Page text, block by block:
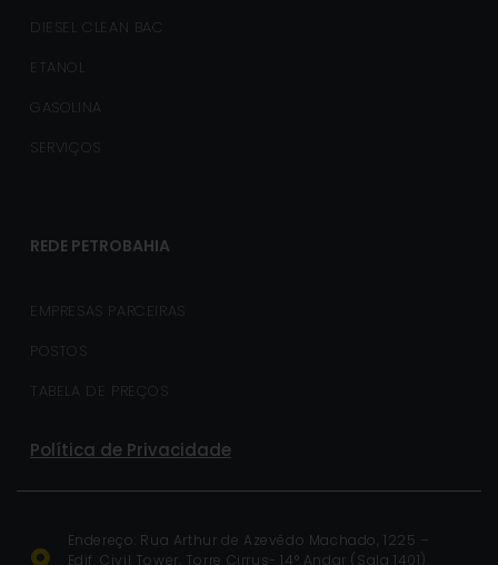
DIESEL CLEAN BAC
ETANOL
GASOLINA
SERVIÇOS
REDE PETROBAHIA
EMPRESAS PARCEIRAS
POSTOS
TABELA DE PREÇOS
Política de Privacidade
Endereço: Rua Arthur de Azevêdo Machado, 1225 –
Edif. Civil Tower, Torre Cirrus- 14° Andar (Sala 1401).